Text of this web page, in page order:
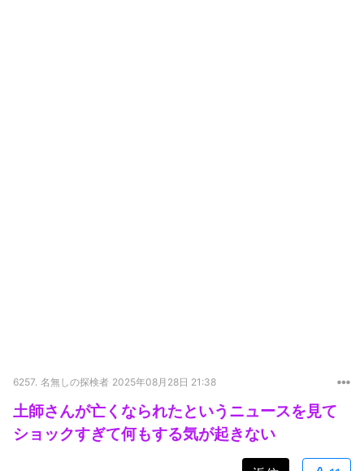
6257. 名無しの探検者 2025年08月28日 21:38
土師さんが亡くなられたというニュースを見て
ショックすぎて何もする気が起きない